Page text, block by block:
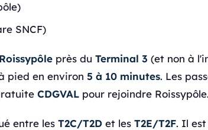
SNCF)
Roissypôle près du Terminal 3 (et non à
pied en environ 5 à 10 minutes. Les
CDGVAL pour rejoindre Roissypôle.
entre les T2C/T2D et les T2E/T2F. Il est